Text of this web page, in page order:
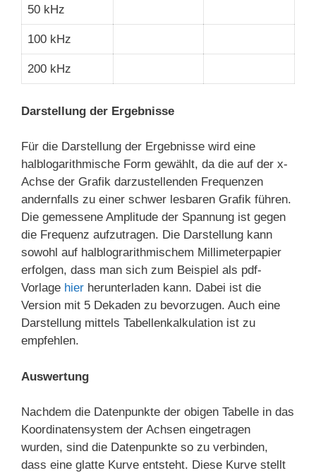
50 kHz
100 kHz
200 kHz
Darstellung der Ergebnisse
Für die Darstellung der Ergebnisse wird eine
halblogarithmische Form gewählt, da die auf der x-
Achse der Grafik darzustellenden Frequenzen
andernfalls zu einer schwer lesbaren Grafik führen.
Die gemessene Amplitude der Spannung ist gegen
die Frequenz aufzutragen. Die Darstellung kann
sowohl auf halblograrithmischem Millimeterpapier
erfolgen, dass man sich zum Beispiel als pdf-
Vorlage hier herunterladen kann. Dabei ist die
Version mit 5 Dekaden zu bevorzugen. Auch eine
Darstellung mittels Tabellenkalkulation ist zu
empfehlen.
Auswertung
Nachdem die Datenpunkte der obigen Tabelle in das
Koordinatensystem der Achsen eingetragen
wurden, sind die Datenpunkte so zu verbinden,
dass eine glatte Kurve entsteht. Diese Kurve stellt